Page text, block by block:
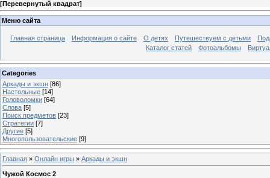
[Перевернутый квадрат]
Меню сайта
Главная страница Информация о сайте О детях Путешествуем с детьми
Каталог статей
Фотоальбомы
Categories
Аркады и экшн [86]
Настольные [14]
Головоломки [64]
Слова [5]
Поиск предметов [23]
Стратегии [7]
Другие [5]
Многопользовательские [9]
Главная » Онлайн игры » Аркады и экшн
Чужой Космос 2